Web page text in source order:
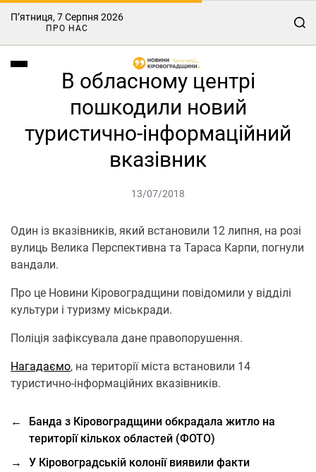
П’ятниця, 7 Серпня 2026
ПРО НАС
В обласному центрі
пошкодили новий
туристично-інформаційний
вказівник
13/07/2018
Один із вказівників, який встановили 12 липня, на розі
вулиць Велика Перспективна та Тараса Карпи, погнули
вандали.
Про це Новини Кіровоградщини повідомили у відділі
культури і туризму міськради.
Поліція зафіксувала дане правопорушення.
Нагадаємо, на території міста встановили 14
туристично-інформаційних вказівників.
←
Банда з Кіровоградщини обкрадала житло на
території кількох областей (ФОТО)
→
У Кіровоградській колонії виявили факти